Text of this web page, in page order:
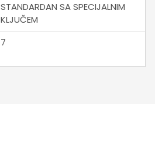
STANDARDAN SA SPECIJALNIM
KLJUČEM
7